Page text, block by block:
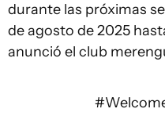
durante las próximas
de agosto de 2025
anunció el club